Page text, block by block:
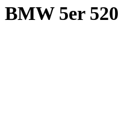
BMW 5er